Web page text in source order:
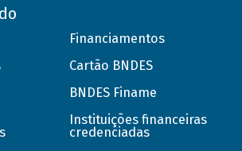
Financiamentos
Cartão BNDES
BNDES Finame
Instituições financeiras
credenciadas